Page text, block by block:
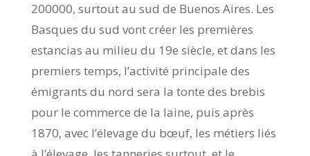
200000, surtout au sud de Buenos Aires. Les
Basques du sud vont créer les premières
estancias au milieu du 19e siècle, et dans les
premiers temps, l’activité principale des
émigrants du nord sera la tonte des brebis
pour le commerce de la laine, puis après
1870, avec l’élevage du bœuf, les métiers liés